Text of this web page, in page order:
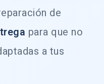
de
para que no
a tus